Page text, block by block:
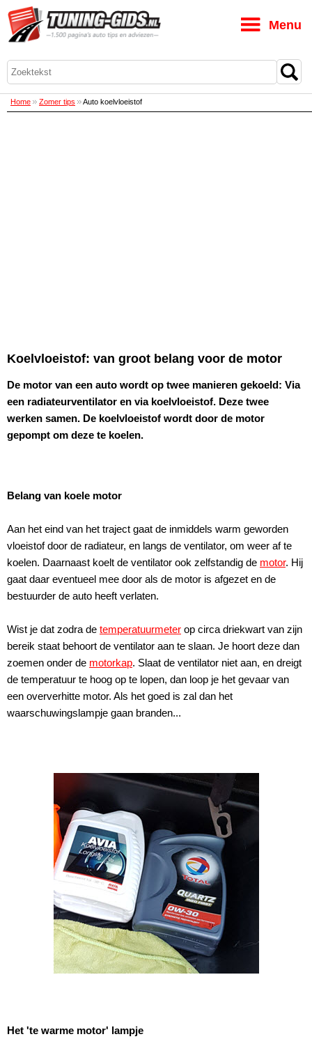
Home Zomer tips Auto koelvloeistof
Koelvloeistof: van groot belang voor de motor
De motor van een auto wordt op twee manieren gekoeld: Via
een radiateurventilator en via koelvloeistof. Deze twee
werken samen. De koelvloeistof wordt door de motor
gepompt om deze te koelen.
Belang van koele motor
Aan het eind van het traject gaat de inmiddels warm geworden
vloeistof door de radiateur, en langs de ventilator, om weer af te
koelen. Daarnaast koelt de ventilator ook zelfstandig de motor. Hij
gaat daar eventueel mee door als de motor is afgezet en de
bestuurder de auto heeft verlaten.
Wist je dat zodra de temperatuurmeter op circa driekwart van zijn
bereik staat behoort de ventilator aan te slaan. Je hoort deze dan
zoemen onder de motorkap. Slaat de ventilator niet aan, en dreigt
de temperatuur te hoog op te lopen, dan loop je het gevaar van
een oververhitte motor. Als het goed is zal dan het
waarschuwingslampje gaan branden...
Het 'te warme motor' lampje